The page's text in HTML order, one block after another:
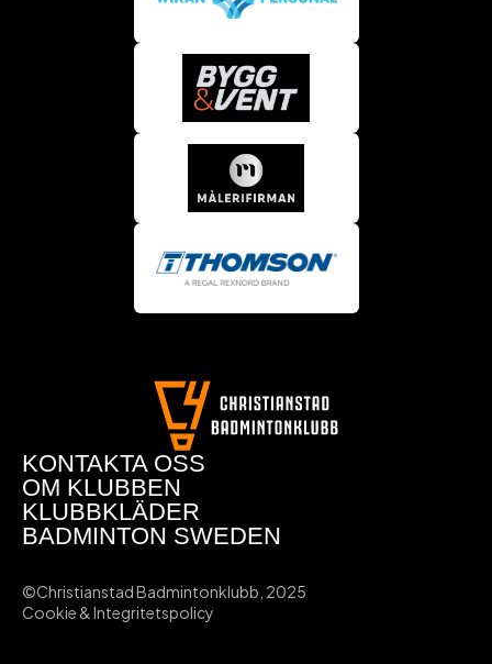
KONTAKTA OSS
OM KLUBBEN
KLUBBKLÄDER
BADMINTON SWEDEN
©Christianstad Badmintonklubb, 2025
Cookie & Integritetspolicy